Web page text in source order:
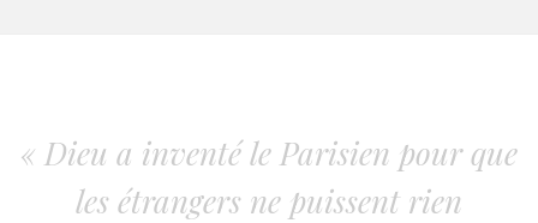
« Dieu a inventé le Parisien pour que
les étrangers ne puissent rien